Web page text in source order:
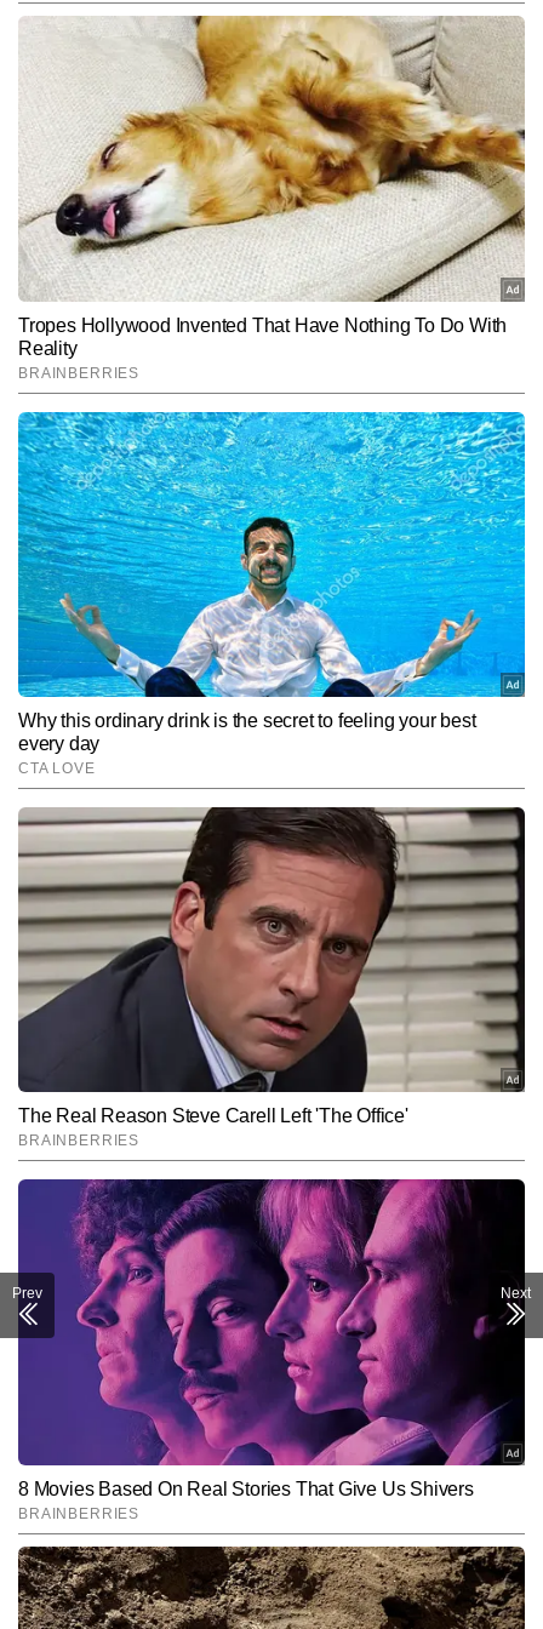
वर्षों से सक्रिय पत्रकारिता में जुड़े हैं। इस दौरान उन्होंने 10,000 से अधिक खबरें
लिखी हैं। पुष्पेंद्र हाइपर-लोकल मुद्दों, रेलवे, रोड, इंफ्रास्ट्रक्चर, डेवलपमेंट, कृषि
और मौसम से जुड़ी खबरों पर गहरी पकड़ रखते हैं। शहर से लेकर गांव-देहात तक की
संवेदनशीलताओं को समझते हुए वे लोकल खबरों को ऐसा रूप देते हैं जो न केवल
तथ्यपूर्ण होता है, बल्कि पाठकों से भावनात्मक रूप से भी जुड़ता है।
और पढ़ें
Follow Us:
Subscribe to our daily Newsletter!
SUBMIT
Prev Next